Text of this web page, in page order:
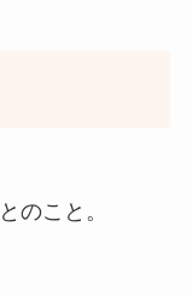
のこと。